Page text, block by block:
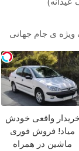
ی جام جهانی
خریدار واقعی خودش
میاد! فروش فوری
ماشین در همراه